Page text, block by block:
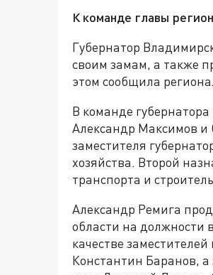
К команде главы
Губернатор
своим замам, а также
этом сообщила
В команде
Александр Максимов и
заместителя
хозяйства. Второй
транспорта и
Александр Ремига
области на должности
качестве
Константин Баранов,